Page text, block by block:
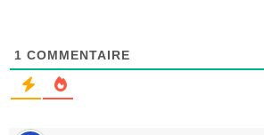
1 COMMENTAIRE